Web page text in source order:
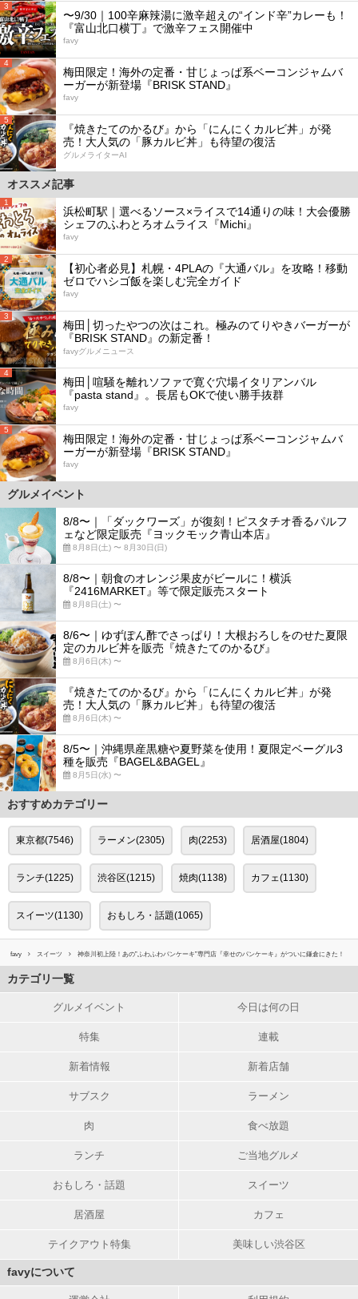
3
〜9/30｜100辛麻辣湯に激辛超えの“インド辛”カレーも！
『富山北口横丁』で激辛フェス開催中
favy
4
梅田限定！海外の定番・甘じょっぱ系ベーコンジャムバ
ーガーが新登場『BRISK STAND』
favy
5
『焼きたてのかるび』から「にんにくカルビ丼」が発
売！大人気の「豚カルビ丼」も待望の復活
グルメライターAI
オススメ記事
1
浜松町駅｜選べるソース×ライスで14通りの味！大会優勝
シェフのふわとろオムライス『Michi』
favy
2
【初心者必見】札幌・4PLAの『大通バル』を攻略！移動
ゼロでハシゴ飯を楽しむ完全ガイド
favy
3
梅田│切ったやつの次はこれ。極みのてりやきバーガーが
『BRISK STAND』の新定番！
favyグルメニュース
4
梅田│喧騒を離れソファで寛ぐ穴場イタリアンバル
『pasta stand』。長居もOKで使い勝手抜群
favy
5
梅田限定！海外の定番・甘じょっぱ系ベーコンジャムバ
ーガーが新登場『BRISK STAND』
favy
グルメイベント
8/8〜｜「ダックワーズ」が復刻！ピスタチオ香るパルフ
ェなど限定販売『ヨックモック青山本店』
8月8日(土) 〜 8月30日(日)
8/8〜｜朝食のオレンジ果皮がビールに！横浜
『2416MARKET』等で限定販売スタート
8月8日(土) 〜
8/6〜｜ゆずぽん酢でさっぱり！大根おろしをのせた夏限
定のカルビ丼を販売『焼きたてのかるび』
8月6日(木) 〜
『焼きたてのかるび』から「にんにくカルビ丼」が発
売！大人気の「豚カルビ丼」も待望の復活
8月6日(木) 〜
8/5〜｜沖縄県産黒糖や夏野菜を使用！夏限定ベーグル3
種を販売『BAGEL&BAGEL』
8月5日(水) 〜
おすすめカテゴリー
東京都(7546) ラーメン(2305) 肉(2253) 居酒屋(1804)
ランチ(1225) 渋谷区(1215) 焼肉(1138) カフェ(1130)
スイーツ(1130) おもしろ・話題(1065)
favy スイーツ 神奈川初上陸！あの”ふわふわパンケーキ”専門店『幸せのパンケーキ』がついに鎌倉にきた！
カテゴリ一覧
グルメイベント 今日は何の日
特集 連載
新着情報 新着店舗
サブスク ラーメン
肉 食べ放題
ランチ ご当地グルメ
おもしろ・話題 スイーツ
居酒屋 カフェ
テイクアウト特集 美味しい渋谷区
favyについて